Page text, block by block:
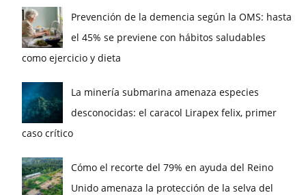
Prevención de la demencia según la OMS: hasta
el 45% se previene con hábitos saludables
como ejercicio y dieta
La minería submarina amenaza especies
desconocidas: el caracol Lirapex felix, primer
caso crítico
Cómo el recorte del 79% en ayuda del Reino
Unido amenaza la protección de la selva del